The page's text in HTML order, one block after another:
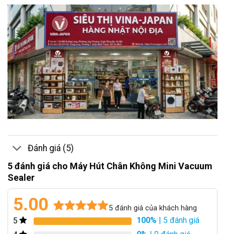
Đánh giá (5)
5 đánh giá cho Máy Hút Chân Không Mini Vacuum
Sealer
5.00 5 đánh giá của khách hàng
5 100% | 5 đánh giá